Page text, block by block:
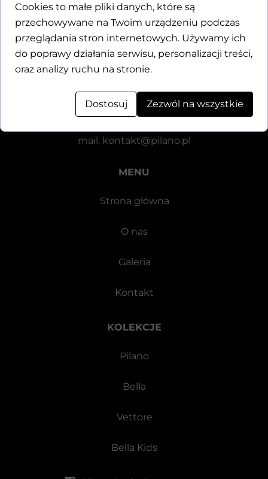
KOLEKCJE
Pilano
Bella
Vettore
Bella Kids
MENU
Strona główna
O nas
Galeria
Kontakt
Dane kontaktowe
Motylewska 24
tel.+48 571 521 126
mail. kontakt@pilano.pl
Cookies to małe pliki danych, które są
przechowywane na Twoim urządzeniu podczas
przeglądania stron internetowych. Używamy ich
do poprawy działania serwisu, personalizacji treści,
oraz analizy ruchu na stronie.
Dostosuj Zezwól na wszystkie